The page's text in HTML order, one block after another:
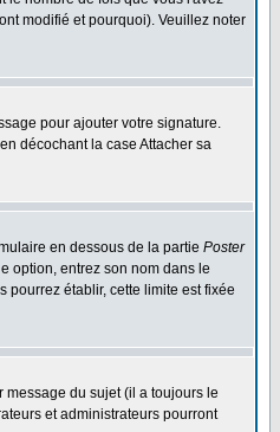
modifié et pourquoi). Veuillez noter
pour ajouter votre signature.
décochant la case Attacher sa
en dessous de la partie Poster
option, entrez son nom dans le
pourrez établir, cette limite est fixée
du sujet (il a toujours le
et administrateurs pourront